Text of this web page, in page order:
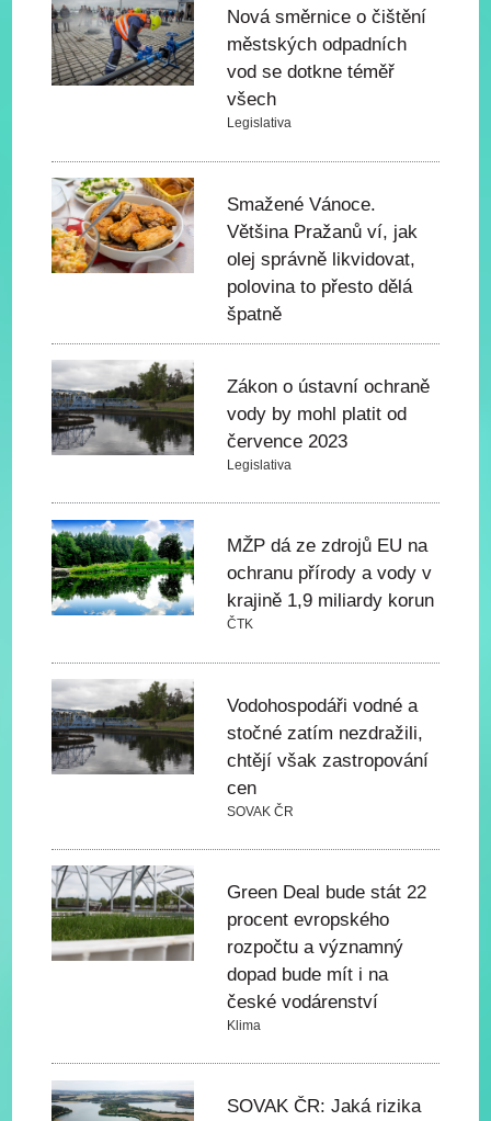
Nová směrnice o čištění
městských odpadních
vod se dotkne téměř
všech
Legislativa
Smažené Vánoce.
Většina Pražanů ví, jak
olej správně likvidovat,
polovina to přesto dělá
špatně
Zákon o ústavní ochraně
vody by mohl platit od
července 2023
Legislativa
MŽP dá ze zdrojů EU na
ochranu přírody a vody v
krajině 1,9 miliardy korun
ČTK
Vodohospodáři vodné a
stočné zatím nezdražili,
chtějí však zastropování
cen
SOVAK ČR
Green Deal bude stát 22
procent evropského
rozpočtu a významný
dopad bude mít i na
české vodárenství
Klima
SOVAK ČR: Jaká rizika